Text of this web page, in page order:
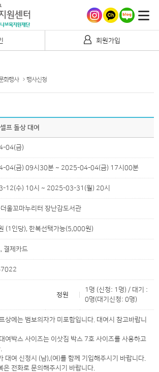
회원가입
화행사 행사신청
프 돌상 대여
04(금)
04(금) 09시30분 ~ 2025-04-04(금) 17시00분
12(수) 10시 ~ 2025-03-31(월) 20시
울꼬마누리터 장난감도서관
(1인당), 한복선택가능(5,000원)
결제카드
정원
1명 (신청: 1명) / 대기 :
0명(대기신청: 0명)
상에는 범보의자가 미포함입니다. 대여시 참고바랍니
여박스 사이즈는 이삿짐 박스 7호 사이즈를 사용하고
대여 신청시 (남),(여)를 함께 기입해주시기 바랍니다.
은 전화로 문의해주시기 바랍니다.